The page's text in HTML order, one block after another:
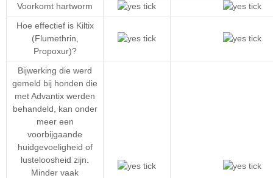
Voorkomt hartworm
Hoe effectief is Kiltix
(Flumethrin,
Propoxur)?
Bijwerking die werd
gemeld bij honden die
met Advantix werden
behandeld, kan onder
meer een
voorbijgaande
huidgevoeligheid of
lusteloosheid zijn.
Minder vaak